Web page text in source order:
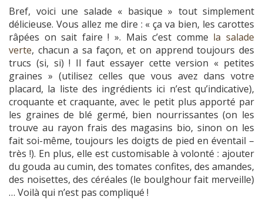
Bref, voici une salade « basique » tout simplement
délicieuse. Vous allez me dire : « ça va bien, les carottes
râpées on sait faire ! ». Mais c’est comme la salade
verte, chacun a sa façon, et on apprend toujours des
trucs (si, si) ! Il faut essayer cette version « petites
graines » (utilisez celles que vous avez dans votre
placard, la liste des ingrédients ici n’est qu’indicative),
croquante et craquante, avec le petit plus apporté par
les graines de blé germé, bien nourrissantes (on les
trouve au rayon frais des magasins bio, sinon on les
fait soi-même, toujours les doigts de pied en éventail –
très !). En plus, elle est customisable à volonté : ajouter
du gouda au cumin, des tomates confites, des amandes,
des noisettes, des céréales (le boulghour fait merveille)
… Voilà qui n’est pas compliqué !